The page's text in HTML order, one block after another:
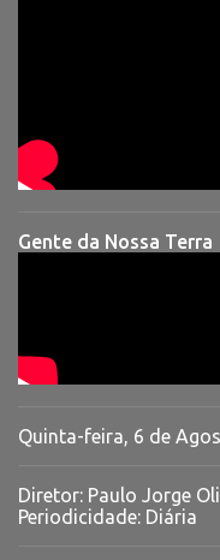
Gente da Nossa Terra
Quinta-feira, 6 de
Diretor: Paulo Jorge
Periodicidade: Diária